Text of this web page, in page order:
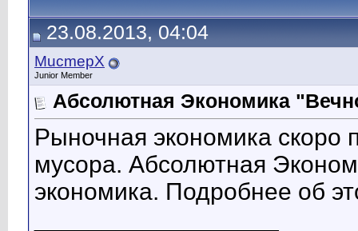
23.08.2013, 04:04
MucmepX
Junior Member
Абсолютная Экономика
Рыночная экономика скоро
мусора. Абсолютная
экономика. Подробнее об